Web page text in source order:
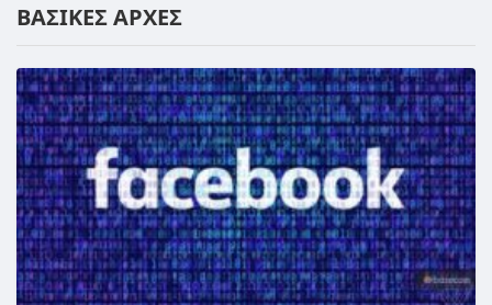
ΒΑΣΙΚΕΣ ΑΡΧΕΣ